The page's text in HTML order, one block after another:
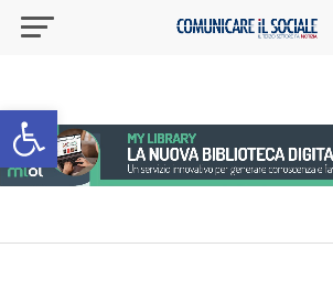
Apri la barra degli strumenti